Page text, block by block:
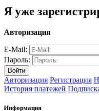
Я уже
Авторизация
E-Mail:
Пароль:
Авторизация Регистрация
История платежей
Информация